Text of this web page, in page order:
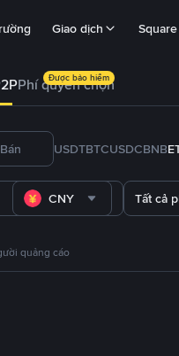
Giao dịch Square
Phí quyền chọn
Được bảo hiểm
Bán USDTBTCUSDCBNB
CNY Tất cả
quảng cáo